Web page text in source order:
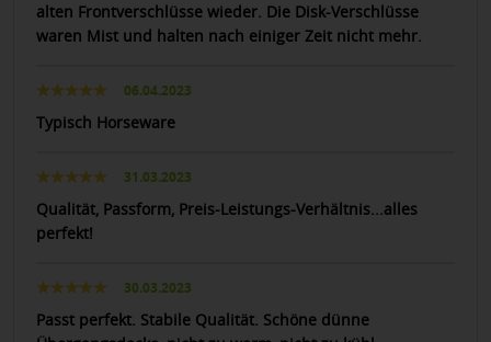
alten Frontverschlüsse wieder. Die Disk-Verschlüsse
waren Mist und halten nach einiger Zeit nicht mehr.
06.04.2023
Typisch Horseware
31.03.2023
Qualität, Passform, Preis-Leistungs-Verhältnis...alles
perfekt!
30.03.2023
Passt perfekt. Stabile Qualität. Schöne dünne